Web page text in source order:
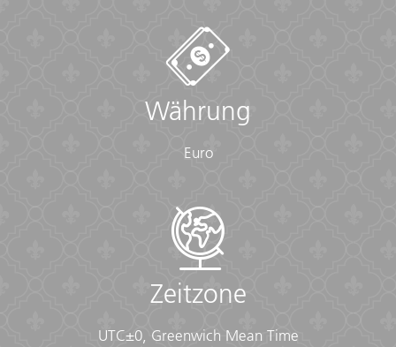
Währung
Euro
Zeitzone
UTC±0, Greenwich Mean Time